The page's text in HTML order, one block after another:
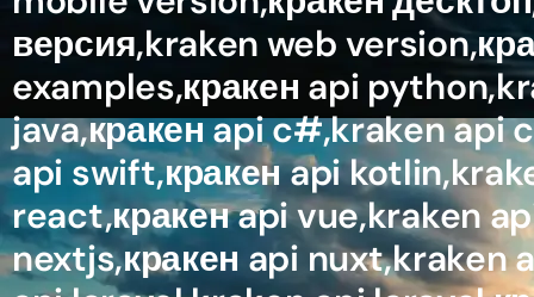
версия,kraken web
examples,кракен api
java,кракен api c#,kraken api
api swift,кракен api
react,кракен api vue,kraken
nextjs,кракен api nuxt,kraken